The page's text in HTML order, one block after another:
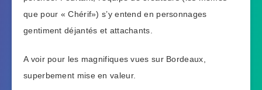
que pour « Chérif») s’y entend en personnages
gentiment déjantés et attachants.
A voir pour les magnifiques vues sur Bordeaux,
superbement mise en valeur.